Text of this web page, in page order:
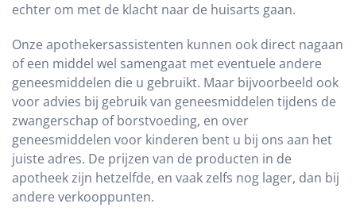
echter om met de klacht naar de huisarts gaan.
Onze apothekersassistenten kunnen ook direct nagaan
of een middel wel samengaat met eventuele andere
geneesmiddelen die u gebruikt. Maar bijvoorbeeld ook
voor advies bij gebruik van geneesmiddelen tijdens de
zwangerschap of borstvoeding, en over
geneesmiddelen voor kinderen bent u bij ons aan het
juiste adres. De prijzen van de producten in de
apotheek zijn hetzelfde, en vaak zelfs nog lager, dan bij
andere verkooppunten.